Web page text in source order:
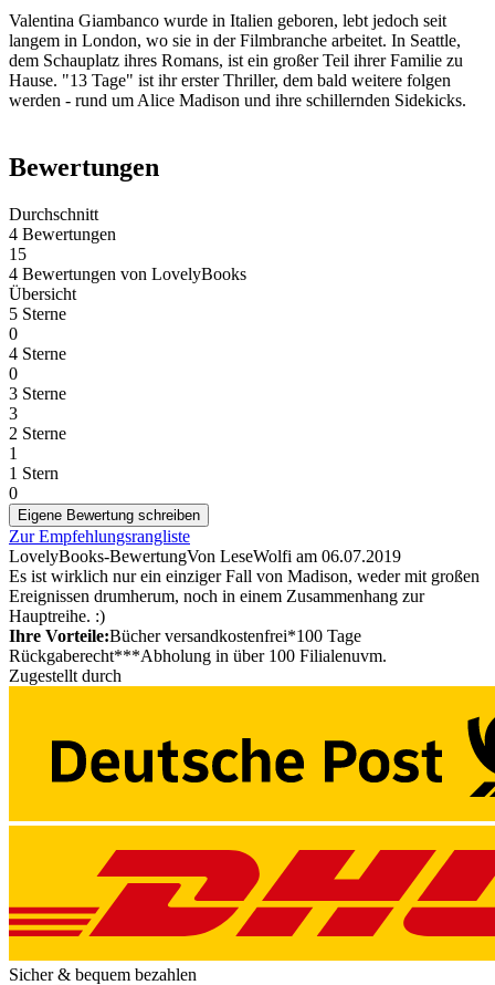
Valentina Giambanco wurde in Italien geboren, lebt jedoch seit
langem in London, wo sie in der Filmbranche arbeitet. In Seattle,
dem Schauplatz ihres Romans, ist ein großer Teil ihrer Familie zu
Hause. "13 Tage" ist ihr erster Thriller, dem bald weitere folgen
werden - rund um Alice Madison und ihre schillernden Sidekicks.
Bewertungen
Durchschnitt
4 Bewertungen
15
4 Bewertungen von LovelyBooks
Übersicht
5 Sterne
0
4 Sterne
0
3 Sterne
3
2 Sterne
1
1 Stern
0
Eigene Bewertung schreiben
Zur Empfehlungsrangliste
LovelyBooks-BewertungVon LeseWolfi am 06.07.2019
Es ist wirklich nur ein einziger Fall von Madison, weder mit großen
Ereignissen drumherum, noch in einem Zusammenhang zur
Hauptreihe. :)
Ihre Vorteile:Bücher versandkostenfrei*100 Tage
Rückgaberecht***Abholung in über 100 Filialenuvm.
Zugestellt durch
Sicher & bequem bezahlen